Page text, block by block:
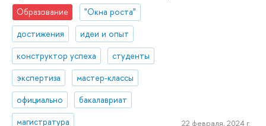
Образование
"Окна роста"
достижения
идеи и опыт
конструктор успеха
студенты
экспертиза
мастер-классы
официально
бакалавриат
магистратура
22 февраля, 2024 г.